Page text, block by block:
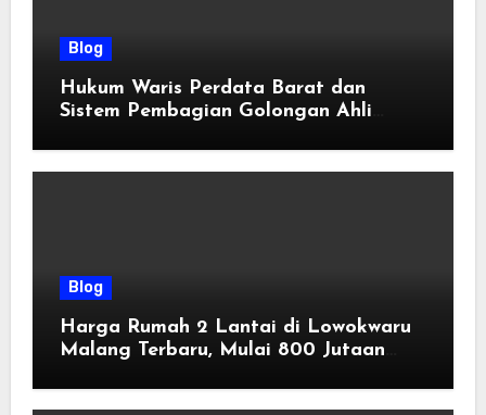
Blog
Hukum Waris Perdata Barat dan
Sistem Pembagian Golongan Ahli
Blog
Harga Rumah 2 Lantai di Lowokwaru
Malang Terbaru, Mulai 800 Jutaan